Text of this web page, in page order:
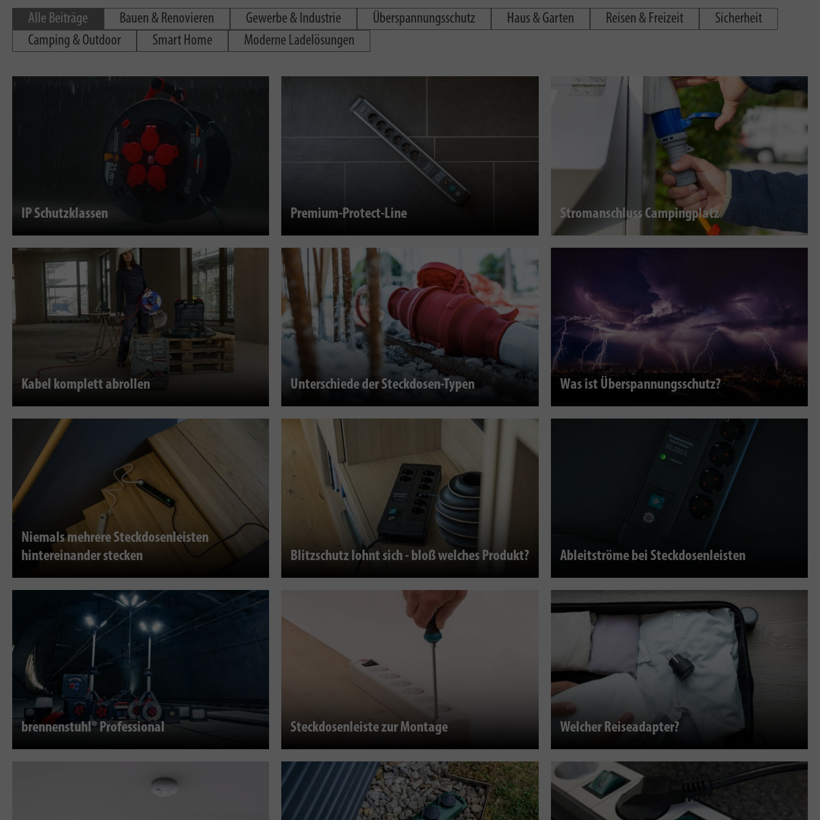
Alle Beiträge Bauen & Renovieren Gewerbe & Industrie Überspannungsschutz Haus & Garten Reisen & Freizeit
Sicherheit
Camping & Outdoor
Smart Home Moderne Ladelösungen
IP Schutzklassen Premium-Protect-Line Stromanschluss Campingplatz
Kabel komplett abrollen Unterschiede der Steckdosen-Typen Was ist Überspannungsschutz?
Niemals mehrere Steckdosenleisten
hintereinander stecken
Blitzschutz lohnt sich - bloß welches Produkt? Ableitströme bei Steckdosenleisten
brennenstuhl® Professional Steckdosenleiste zur Montage Welcher Reiseadapter?